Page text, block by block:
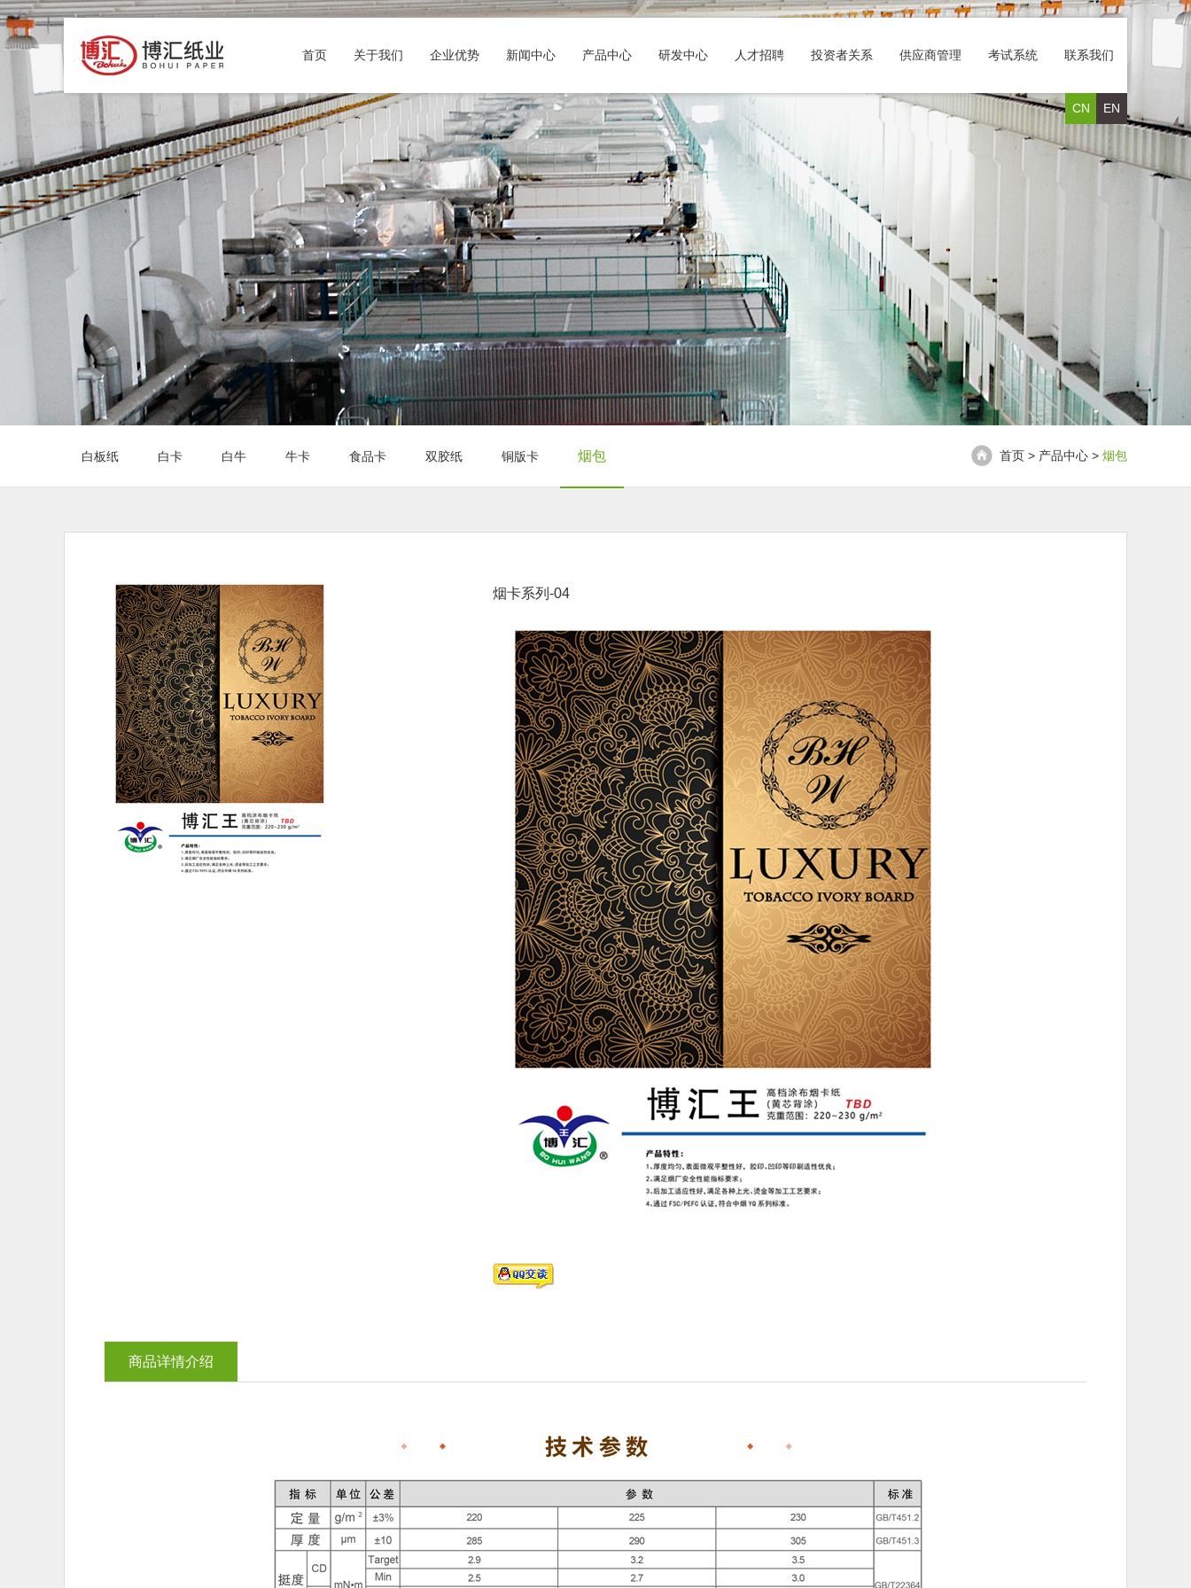
首页 关于我们 企业优势 新闻中心 产品中心 研发中心 人才招聘 投资者关系 供应商管理 考试系统 联系我们
CN EN
白板纸 白卡 白牛 牛卡 食品卡 双胶纸 铜版卡 烟包 首页 > 产品中心 > 烟包
烟卡系列-04
商品详情介绍